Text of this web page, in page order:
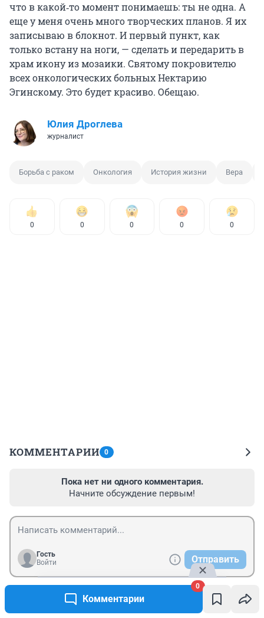
Комментарии
0
что в какой‑то момент понимаешь: ты не одна. А
еще у меня очень много творческих планов. Я их
записываю в блокнот. И первый пункт, как
только встану на ноги, — сделать и передарить в
храм икону из мозаики. Святому покровителю
всех онкологических больных Нектарию
Эгинскому. Это будет красиво. Обещаю.
Юлия Дроглева
журналист
Борьба с раком Онкология История жизни Вера
0 0 0 0 0
КОММЕНТАРИИ 0
Пока нет ни одного комментария.
Начните обсуждение первым!
Гость
Войти
Отправить
Новости СМИ2